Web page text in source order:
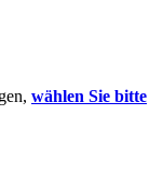
wählen Sie bitte